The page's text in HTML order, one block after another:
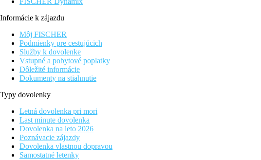
Informácie k zájazdu
Môj FISCHER
Podmienky pre cestujúcich
Služby k dovolenke
Vstupné a pobytové poplatky
Dôležité informácie
Dokumenty na stiahnutie
Typy dovolenky
Letná dovolenka pri mori
Last minute dovolenka
Dovolenka na leto 2026
Poznávacie zájazdy
Dovolenka vlastnou dopravou
Samostatné letenky